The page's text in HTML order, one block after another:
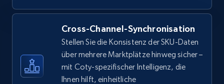
2.5K+ 359+ Jetzt anfangen
eBay - Gather data on products using
specified keywords
Cross-Channel-Synchronisation
Stellen Sie die Konsistenz der SKU-Daten
über mehrere Marktplätze hinweg sicher –
mit Coty-spezifischer Intelligenz, die
Ihnen hilft, einheitliche